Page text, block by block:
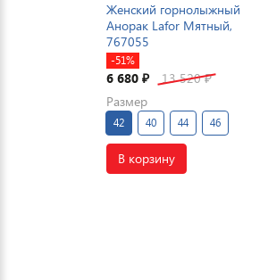
Женский горнолыжный
Анорак Lafor Мятный,
767055
-51%
6 680 ₽ 13 520₽
Размер
42 40 44 46
В корзину